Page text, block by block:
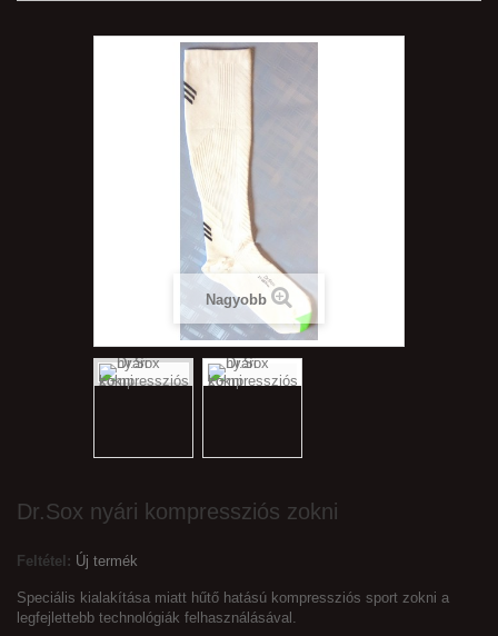
Nagyobb
Dr.Sox nyári kompressziós zokni
Feltétel: Új termék
Speciális kialakítása miatt hűtő hatású kompressziós sport zokni a
legfejlettebb technológiák felhasználásával.